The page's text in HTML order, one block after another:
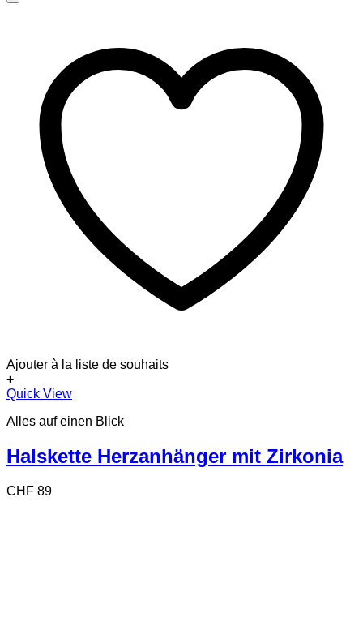
Ajouter à la liste de souhaits
+
Quick View
Alles auf einen Blick
Halskette Herzanhänger mit Zirkonia
CHF 89